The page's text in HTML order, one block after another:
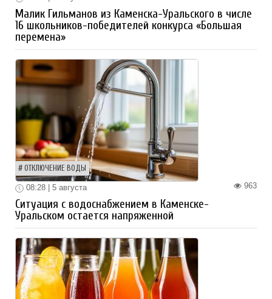
Малик Гильманов из Каменска-Уральского в числе
16 школьников-победителей конкурса «Большая
перемена»
ОТКЛЮЧЕНИЕ ВОДЫ
963
08:28 | 5 августа
Ситуация с водоснабжением в Каменске-
Уральском остается напряженной